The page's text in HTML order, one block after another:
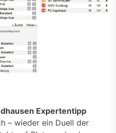
Expertentipp
– wieder ein Duell der